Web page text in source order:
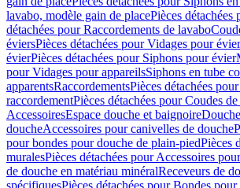
lavabo, modèle gain de placePièces
détachées pour Raccordements de lavabo
éviersPièces détachées pour Vidages pour
évierPièces détachées pour Siphons pour évier
pour Vidages pour appareilsSiphons en tube
apparentsRaccordementsPièces détachées
raccordementPièces détachées pour Coudes
AccessoiresEspace douche et baignoire
doucheAccessoires pour canivelles de douche
pour bondes pour douche de plain-piedPièces
muralesPièces détachées pour Accessoires
de douche en matériau minéralReceveurs de
spécifiquesPièces détachées pour Bondes